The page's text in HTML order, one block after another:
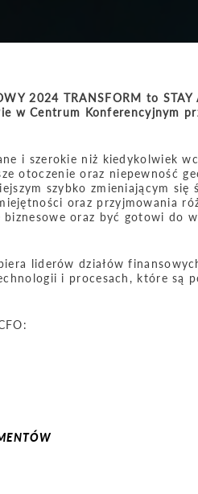
2024 TRANSFORM to STAY
w Centrum Konferencyjnym
i szerokie niż kiedykolwiek
otoczenie oraz niepewność
szybko zmieniającym się
oraz przyjmowania
oraz być gotowi do
liderów działów
i procesach, które są